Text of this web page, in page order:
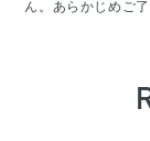
ん。あらかじめご